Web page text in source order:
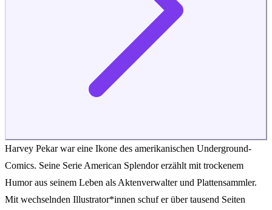
Harvey Pekar war eine Ikone des amerikanischen Underground-
Comics. Seine Serie American Splendor erzählt mit trockenem
Humor aus seinem Leben als Aktenverwalter und Plattensammler.
Mit wechselnden Illustrator*innen schuf er über tausend Seiten